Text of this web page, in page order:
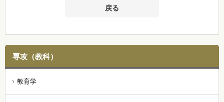
戻る
専攻（教科）
教育学